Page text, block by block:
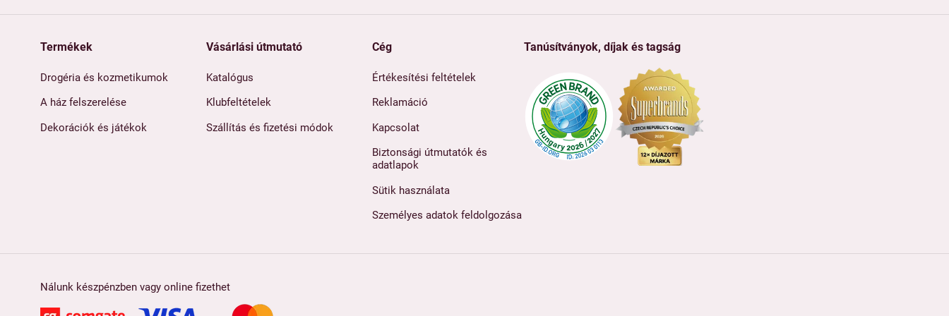
Termékek
Drogéria és kozmetikumok
A ház felszerelése
Dekorációk és játékok
Vásárlási útmutató
Katalógus
Klubfeltételek
Szállítás és fizetési módok
Cég
Értékesítési feltételek
Reklamáció
Kapcsolat
Biztonsági útmutatók és
adatlapok
Sütik használata
Személyes adatok feldolgozása
Tanúsítványok, díjak és tagság
Nálunk készpénzben vagy online fizethet